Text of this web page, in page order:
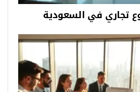
تجاري في السعودية